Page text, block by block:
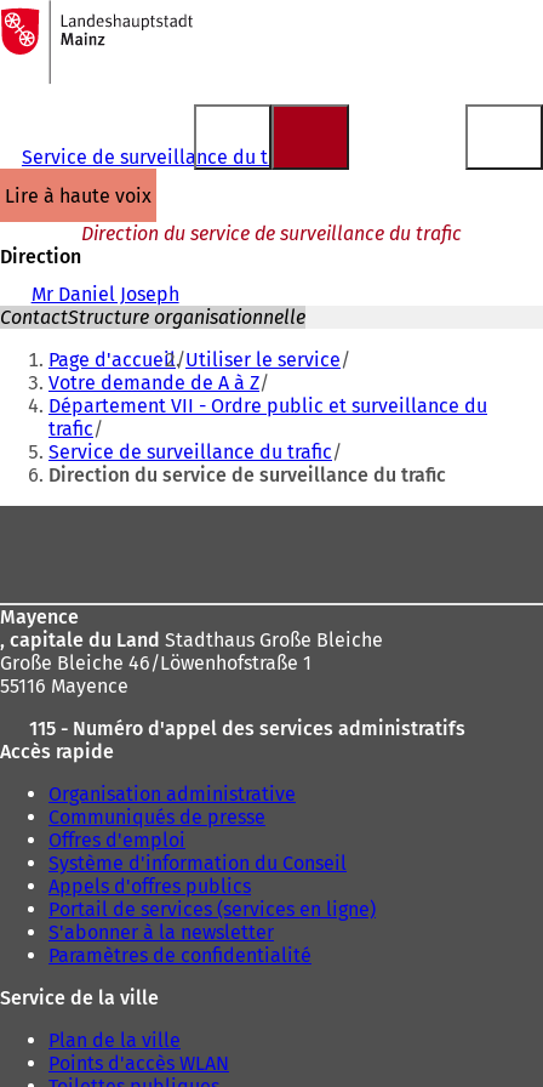
Accéder au contenu
Vers
la
page
d'accueil
Service de surveillance du trafic
lire à haute voix
Direction du service de surveillance du trafic
Direction
Mr Daniel Joseph
ContactStructure organisationnelle
Vous
êtes
ici
Page d'accueil Utiliser le service
Votre demande de A à Z
Département VII - Ordre public et surveillance du
trafic
Service de surveillance du trafic
Direction du service de surveillance du trafic
Mayence
, capitale du Land Stadthaus Große Bleiche
Große Bleiche 46/Löwenhofstraße 1
55116 Mayence
115 - Numéro d'appel des services administratifs
Accès rapide
Organisation administrative
Communiqués de presse
Offres d'emploi
Système d'information du Conseil
Appels d'offres publics
Portail de services (services en ligne)
S'abonner à la newsletter
Paramètres de confidentialité
Service de la ville
Plan de la ville
Points d'accès WLAN